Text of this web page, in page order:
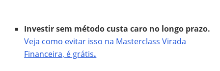
Investir sem método custa caro no longo prazo.
Veja como evitar isso na Masterclass Virada
Financeira, é grátis.